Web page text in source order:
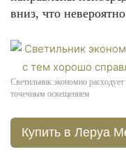
вниз, что
Светильник экономно
точечным освещением
Купить в Леруа